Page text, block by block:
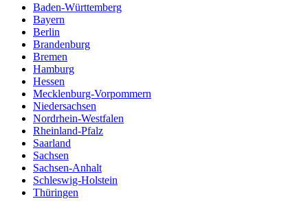
Baden-Württemberg
Bayern
Berlin
Brandenburg
Bremen
Hamburg
Hessen
Mecklenburg-Vorpommern
Niedersachsen
Nordrhein-Westfalen
Rheinland-Pfalz
Saarland
Sachsen
Sachsen-Anhalt
Schleswig-Holstein
Thüringen